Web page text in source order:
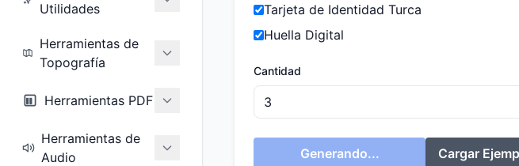
Utilidades
Herramientas de
Topografía
Herramientas PDF
Herramientas de
Audio
Tarjeta de Identidad Turca
Huella Digital
Cantidad
Generando... Cargar